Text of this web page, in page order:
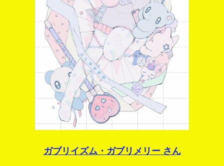
ガブリイズム・ガブリメリーさん